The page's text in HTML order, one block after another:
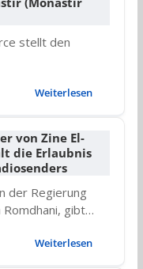
stellt den
Weiterlesen
von Zine El-
die Erlaubnis
der Regierung
Romdhani, gibt…
Weiterlesen